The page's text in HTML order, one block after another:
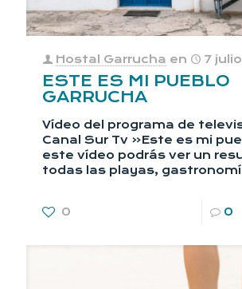
Hostal Garrucha en 7
ESTE ES MI PUEBLO
GARRUCHA
Vídeo del programa de
Canal Sur Tv «Este es mi
este vídeo podrás ver un
todas las playas,
0 0